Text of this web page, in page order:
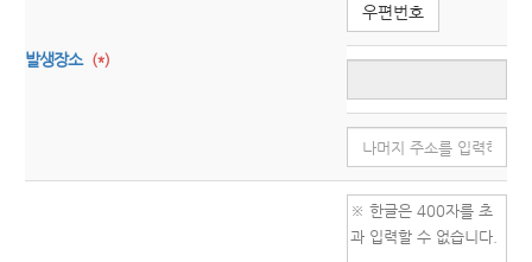
발생장소 (*)
우편번호